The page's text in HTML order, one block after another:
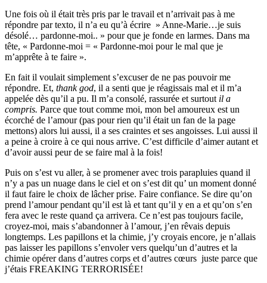
Une fois où il était très pris par le travail et n’arrivait pas à me
répondre par texto, il n’a eu qu’à écrire » Anne-Marie…je suis
désolé… pardonne-moi.. » pour que je fonde en larmes. Dans ma
tête, « Pardonne-moi = « Pardonne-moi pour le mal que je
m’apprête à te faire ».
En fait il voulait simplement s’excuser de ne pas pouvoir me
répondre. Et, thank god, il a senti que je réagissais mal et il m’a
appelée dès qu’il a pu. Il m’a consolé, rassurée et surtout il a
compris. Parce que tout comme moi, mon bel amoureux est un
écorché de l’amour (pas pour rien qu’il était un fan de la page
mettons) alors lui aussi, il a ses craintes et ses angoisses. Lui aussi il
a peine à croire à ce qui nous arrive. C’est difficile d’aimer autant et
d’avoir aussi peur de se faire mal à la fois!
Puis on s’est vu aller, à se promener avec trois parapluies quand il
n’y a pas un nuage dans le ciel et on s’est dit qu’ un moment donné
il faut faire le choix de lâcher prise. Faire confiance. Se dire qu’on
prend l’amour pendant qu’il est là et tant qu’il y en a et qu’on s’en
fera avec le reste quand ça arrivera. Ce n’est pas toujours facile,
croyez-moi, mais s’abandonner à l’amour, j’en rêvais depuis
longtemps. Les papillons et la chimie, j’y croyais encore, je n’allais
pas laisser les papillons s’envoler vers quelqu’un d’autres et la
chimie opérer dans d’autres corps et d’autres cœurs juste parce que
j’étais FREAKING TERRORISÉE!